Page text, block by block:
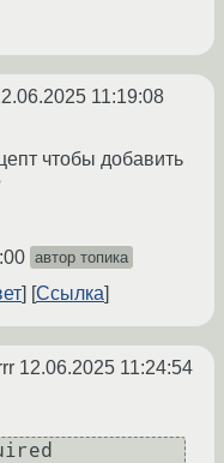
11:19:08
чтобы добавить
автор топика
Ссылка
12.06.2025 11:24:54